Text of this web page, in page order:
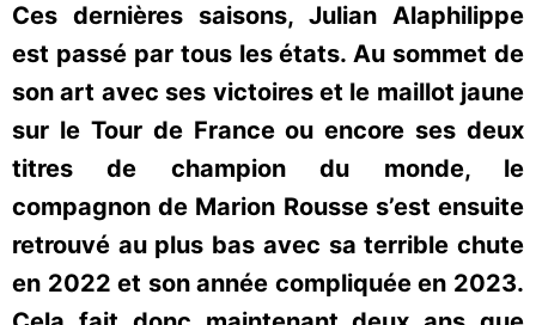
Ces dernières saisons, Julian Alaphilippe
est passé par tous les états. Au sommet de
son art avec ses victoires et le maillot jaune
sur le Tour de France ou encore ses deux
titres de champion du monde, le
compagnon de Marion Rousse s’est ensuite
retrouvé au plus bas avec sa terrible chute
en 2022 et son année compliquée en 2023.